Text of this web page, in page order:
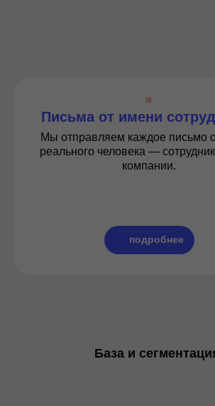
📨
Письма от имени
Мы отправляем каждое письмо
реального человека —
компании.
подробнее
База и